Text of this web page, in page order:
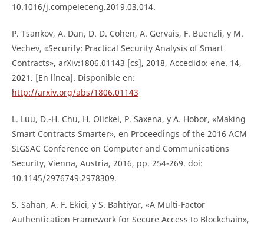
10.1016/j.compeleceng.2019.03.014.
P. Tsankov, A. Dan, D. D. Cohen, A. Gervais, F. Buenzli, y M.
Vechev, «Securify: Practical Security Analysis of Smart
Contracts», arXiv:1806.01143 [cs], 2018, Accedido: ene. 14,
2021. [En línea]. Disponible en:
http://arxiv.org/abs/1806.01143
L. Luu, D.-H. Chu, H. Olickel, P. Saxena, y A. Hobor, «Making
Smart Contracts Smarter», en Proceedings of the 2016 ACM
SIGSAC Conference on Computer and Communications
Security, Vienna, Austria, 2016, pp. 254-269. doi:
10.1145/2976749.2978309.
S. Şahan, A. F. Ekici, y Ş. Bahtiyar, «A Multi-Factor
Authentication Framework for Secure Access to Blockchain»,